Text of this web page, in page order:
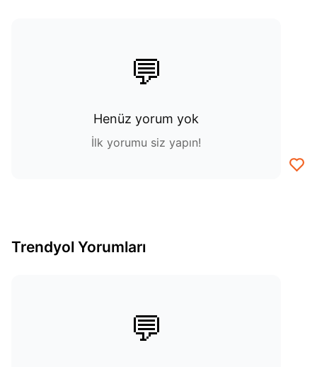
💬
Henüz yorum yok
İlk yorumu siz yapın!
Trendyol Yorumları
💬